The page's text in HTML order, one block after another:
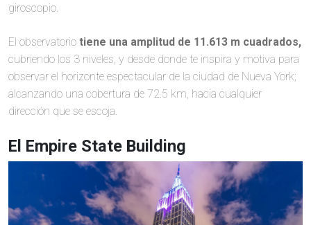
giroscopio.
El observatorio tiene una amplitud de 11.613 m cuadrados,
cubriendo los 3 niveles, y desde donde te inspira y motiva para
observar el horizonte espectacular de la ciudad de Nueva York;
alcanzando una cobertura de 72.5 km, hacia cualquier
dirección que se escoja.
El Empire State Building